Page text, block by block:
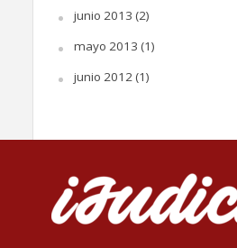
junio 2013 (2)
mayo 2013 (1)
junio 2012 (1)